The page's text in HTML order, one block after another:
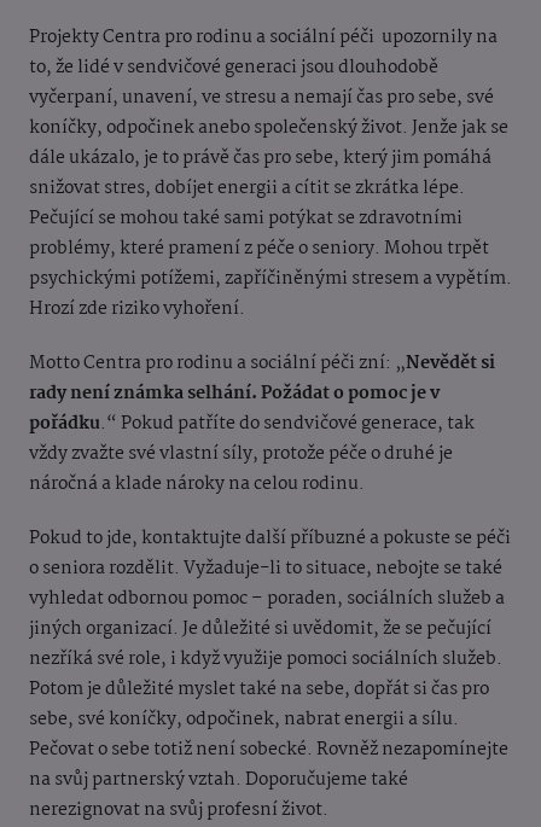
Projekty Centra pro rodinu a sociální péči upozornily na
to, že lidé v sendvičové generaci jsou dlouhodobě
vyčerpaní, unavení, ve stresu a nemají čas pro sebe, své
koníčky, odpočinek anebo společenský život. Jenže jak se
dále ukázalo, je to právě čas pro sebe, který jim pomáhá
snižovat stres, dobíjet energii a cítit se zkrátka lépe.
Pečující se mohou také sami potýkat se zdravotními
problémy, které pramení z péče o seniory. Mohou trpět
psychickými potížemi, zapříčiněnými stresem a vypětím.
Hrozí zde riziko vyhoření.
Motto Centra pro rodinu a sociální péči zní: „Nevědět si
rady není známka selhání. Požádat o pomoc je v
pořádku.“ Pokud patříte do sendvičové generace, tak
vždy zvažte své vlastní síly, protože péče o druhé je
náročná a klade nároky na celou rodinu.
Pokud to jde, kontaktujte další příbuzné a pokuste se péči
o seniora rozdělit. Vyžaduje-li to situace, nebojte se také
vyhledat odbornou pomoc – poraden, sociálních služeb a
jiných organizací. Je důležité si uvědomit, že se pečující
nezříká své role, i když využije pomoci sociálních služeb.
Potom je důležité myslet také na sebe, dopřát si čas pro
sebe, své koníčky, odpočinek, nabrat energii a sílu.
Pečovat o sebe totiž není sobecké. Rovněž nezapomínejte
na svůj partnerský vztah. Doporučujeme také
nerezignovat na svůj profesní život.